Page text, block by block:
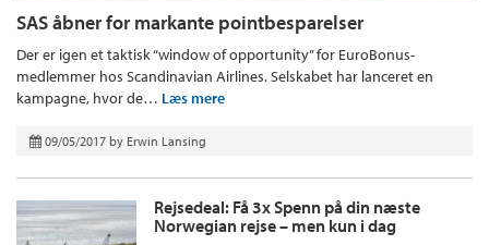
SAS åbner for markante pointbesparelser
Der er igen et taktisk “window of opportunity” for EuroBonus-
medlemmer hos Scandinavian Airlines. Selskabet har lanceret en
kampagne, hvor de… Læs mere
09/05/2017 by Erwin Lansing
Rejsedeal: Få 3x Spenn på din næste
Norwegian rejse – men kun i dag